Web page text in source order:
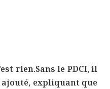
rien.Sans le PDCI, il
ajouté, expliquant que